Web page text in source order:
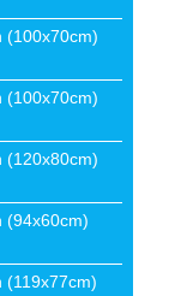
(100x70cm)
(100x70cm)
(120x80cm)
(94x60cm)
(119x77cm)